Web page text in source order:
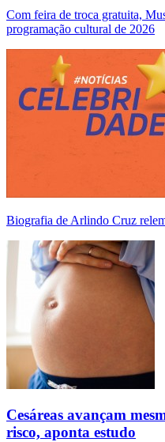
Com feira de troca gratuita,
programação cultural de 2026
Biografia de Arlindo Cruz
Cesáreas avançam
risco, aponta estudo